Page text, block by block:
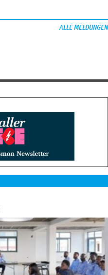
ALLE MELDUNGEN